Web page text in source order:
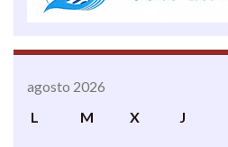
agosto 2026
L
M X J